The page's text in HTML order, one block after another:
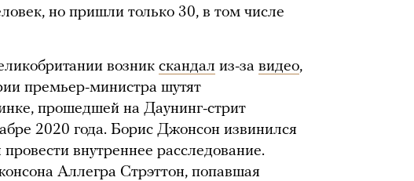
но пришли только 30, в том числе
возник скандал из-за видео,
премьер-министра шутят
прошедшей на Даунинг-стрит
2020 года. Борис Джонсон извинился
внутреннее расследование.
Аллегра Стрэттон, попавшая